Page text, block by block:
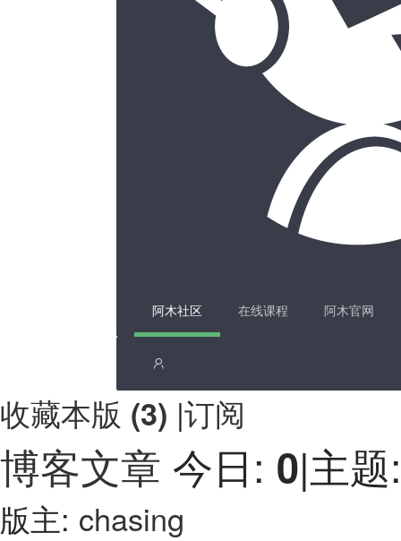
阿木社区 在线课程 阿木官网
收藏本版 (3) |订阅
博客文章 今日: 0|主
版主: chasing